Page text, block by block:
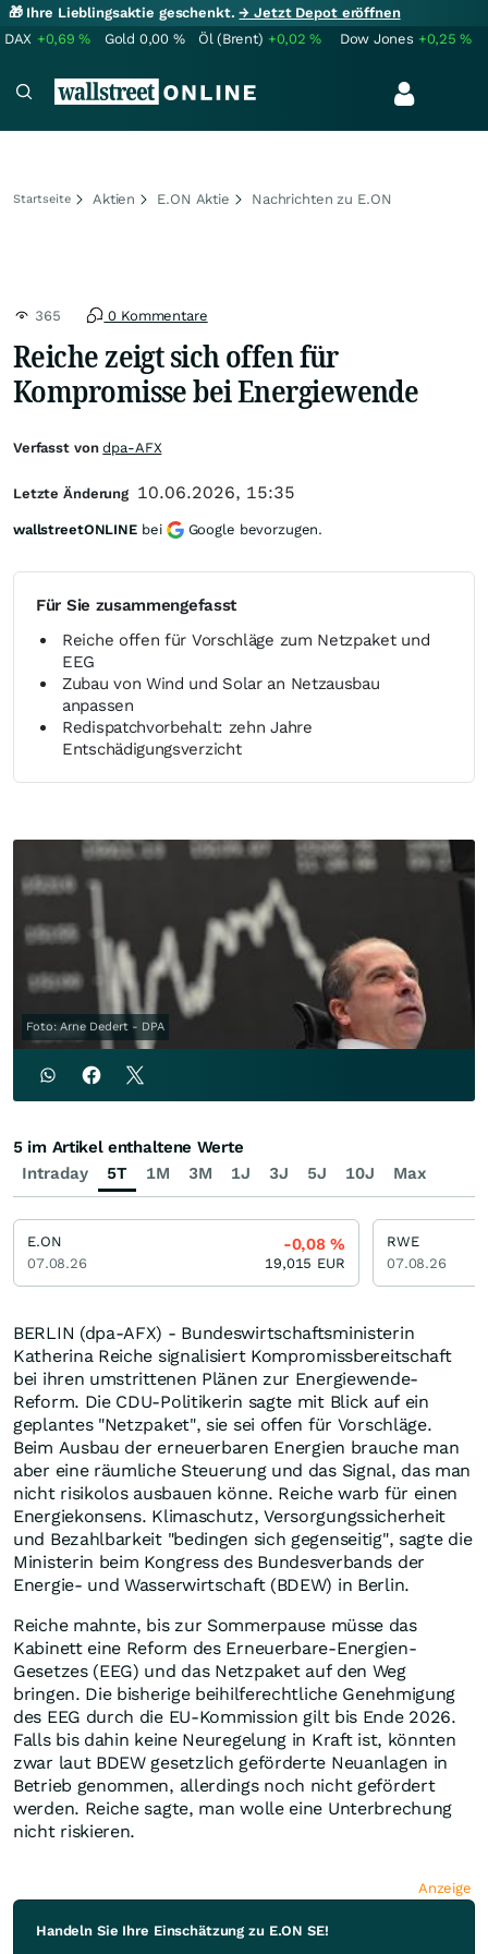
🎁 Ihre Lieblingsaktie geschenkt.→ Jetzt Depot eröffnen
DAX +0,69% Gold 0,00 % Öl (Brent) +0,02% Dow Jones +0,25%
Startseite Aktien E.ON Aktie Nachrichten zu E.ON
365 0 Kommentare
Reiche zeigt sich offen für
Kompromisse bei Energiewende
Für Sie zusammengefasst
Reiche offen für Vorschläge zum Netzpaket und
EEG
Zubau von Wind und Solar an Netzausbau
anpassen
Redispatchvorbehalt: zehn Jahre
Entschädigungsverzicht
Foto: Arne Dedert - DPA
BERLIN (dpa-AFX) - Bundeswirtschaftsministerin
Katherina Reiche signalisiert Kompromissbereitschaft
bei ihren umstrittenen Plänen zur Energiewende-
Reform. Die CDU-Politikerin sagte mit Blick auf ein
geplantes "Netzpaket", sie sei offen für Vorschläge.
Beim Ausbau der erneuerbaren Energien brauche man
aber eine räumliche Steuerung und das Signal, das man
nicht risikolos ausbauen könne. Reiche warb für einen
Energiekonsens. Klimaschutz, Versorgungssicherheit
und Bezahlbarkeit "bedingen sich gegenseitig", sagte die
Ministerin beim Kongress des Bundesverbands der
Energie- und Wasserwirtschaft (BDEW) in Berlin.
Reiche mahnte, bis zur Sommerpause müsse das
Kabinett eine Reform des Erneuerbare-Energien-
Gesetzes (EEG) und das Netzpaket auf den Weg
bringen. Die bisherige beihilferechtliche Genehmigung
des EEG durch die EU-Kommission gilt bis Ende 2026.
Falls bis dahin keine Neuregelung in Kraft ist, könnten
zwar laut BDEW gesetzlich geförderte Neuanlagen in
Betrieb genommen, allerdings noch nicht gefördert
werden. Reiche sagte, man wolle eine Unterbrechung
nicht riskieren.
Anzeige
Handeln Sie Ihre Einschätzung zu E.ON SE!
Verfasst vondpa-AFX
Letzte Änderung 10.06.2026, 15:35
wallstreetONLINE bei Google bevorzugen.
Intraday 5T 1M 3M 1J 3J 5J 10J Max
5 im Artikel enthaltene Werte
E.ON
07.08.26
-0,08%
19,015 EUR
RWE
07.08.26